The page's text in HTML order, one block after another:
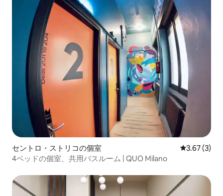
セントロ・ストリコの個室 レビュー3
3.67 (3)
4ベッドの個室、共用バスルーム | QUO Milano